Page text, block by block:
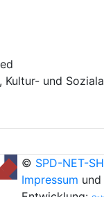
und
© SPD-NET-SH
Impressum und